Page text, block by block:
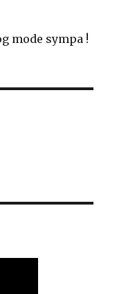
mode sympa !